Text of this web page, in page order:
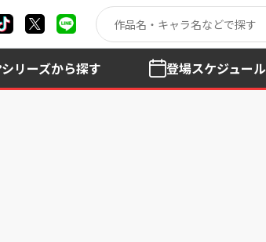
シリーズから探す 登場スケジュール